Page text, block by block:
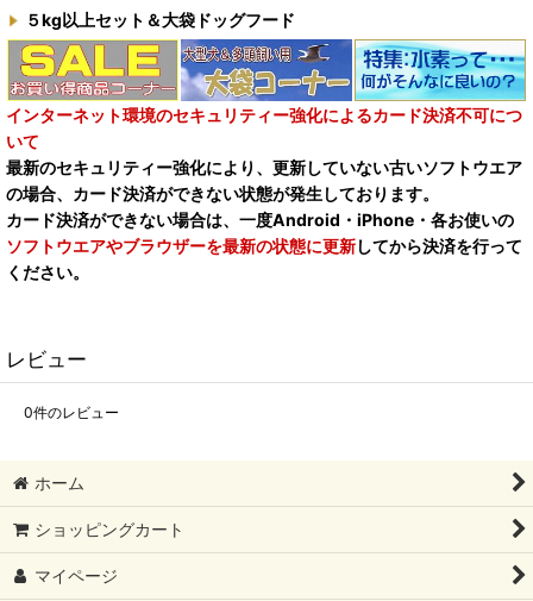
５kg以上セット＆大袋ドッグフード
インターネット環境のセキュリティー強化によるカード決済不可につ
いて
最新のセキュリティー強化により、更新していない古いソフトウエア
の場合、カード決済ができない状態が発生しております。
カード決済ができない場合は、一度Android・iPhone・各お使いの
ソフトウエアやブラウザーを最新の状態に更新してから決済を行って
ください。
レビュー
0件のレビュー
ホーム
ショッピングカート
マイページ